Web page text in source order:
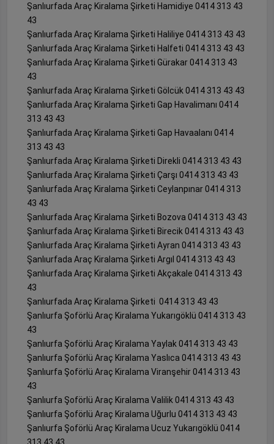
Şanlıurfada Araç Kiralama Şirketi Hamidiye 0414 313 43
43
Şanlıurfada Araç Kiralama Şirketi Haliliye 0414 313 43 43
Şanlıurfada Araç Kiralama Şirketi Halfeti 0414 313 43 43
Şanlıurfada Araç Kiralama Şirketi Gürakar 0414 313 43
43
Şanlıurfada Araç Kiralama Şirketi Gölcük 0414 313 43 43
Şanlıurfada Araç Kiralama Şirketi Gap Havalimanı 0414
313 43 43
Şanlıurfada Araç Kiralama Şirketi Gap Havaalanı 0414
313 43 43
Şanlıurfada Araç Kiralama Şirketi Direkli 0414 313 43 43
Şanlıurfada Araç Kiralama Şirketi Çarşı 0414 313 43 43
Şanlıurfada Araç Kiralama Şirketi Ceylanpınar 0414 313
43 43
Şanlıurfada Araç Kiralama Şirketi Bozova 0414 313 43 43
Şanlıurfada Araç Kiralama Şirketi Birecik 0414 313 43 43
Şanlıurfada Araç Kiralama Şirketi Ayran 0414 313 43 43
Şanlıurfada Araç Kiralama Şirketi Argıl 0414 313 43 43
Şanlıurfada Araç Kiralama Şirketi Akçakale 0414 313 43
43
Şanlıurfada Araç Kiralama Şirketi 0414 313 43 43
Şanlıurfa Şoförlü Araç Kiralama Yukarıgöklü 0414 313 43
43
Şanlıurfa Şoförlü Araç Kiralama Yaylak 0414 313 43 43
Şanlıurfa Şoförlü Araç Kiralama Yaslıca 0414 313 43 43
Şanlıurfa Şoförlü Araç Kiralama Viranşehir 0414 313 43
43
Şanlıurfa Şoförlü Araç Kiralama Valilik 0414 313 43 43
Şanlıurfa Şoförlü Araç Kiralama Uğurlu 0414 313 43 43
Şanlıurfa Şoförlü Araç Kiralama Ucuz Yukarıgöklü 0414